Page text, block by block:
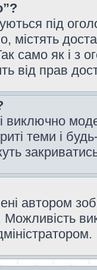
під
містять
само як і
від прав
виключно
теми і
автором
Можливість